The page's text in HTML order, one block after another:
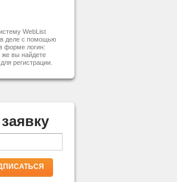
WebList
в деле с помощью
форме логин:
вы найдете
регистрации.